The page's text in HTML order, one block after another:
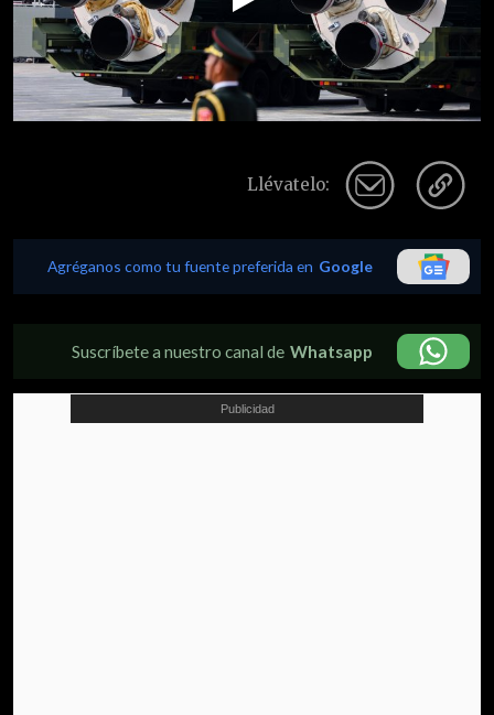
Video
Llévatelo:
Agréganos como tu fuente preferida en Google
Suscríbete a nuestro canal de Whatsapp